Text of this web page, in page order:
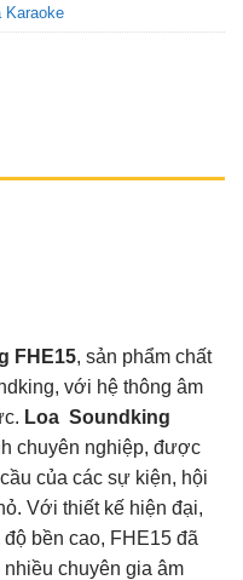
Karaoke
FHE15, sản phẩm chất
với hệ thông âm
Loa Soundking
chuyên nghiệp, được
của các sự kiện, hội
Với thiết kế hiện đại,
bền cao, FHE15 đã
chuyên gia âm